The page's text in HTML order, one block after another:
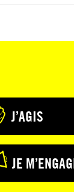
J’AGIS
JE